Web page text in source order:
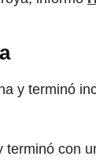
y terminó
con